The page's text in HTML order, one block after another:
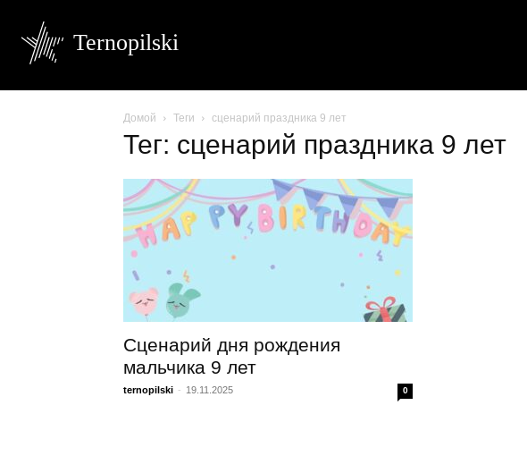
Ternopilski
Домой Теги сценарий праздника 9 лет
Тег: сценарий праздника 9 лет
Сценарий дня рождения
мальчика 9 лет
ternopilski - 19.11.2025 0